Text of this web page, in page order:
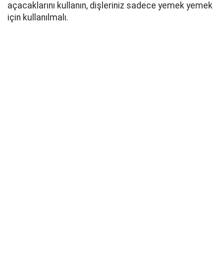
açacaklarını kullanın, dişleriniz sadece yemek yemek
için kullanılmalı.